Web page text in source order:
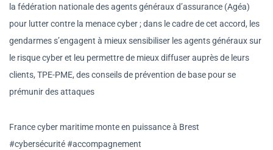
la fédération nationale des agents généraux d’assurance (Agéa)
pour lutter contre la menace cyber ; dans le cadre de cet accord, les
gendarmes s’engagent à mieux sensibiliser les agents généraux sur
le risque cyber et leu permettre de mieux diffuser auprès de leurs
clients, TPE-PME, des conseils de prévention de base pour se
prémunir des attaques
France cyber maritime monte en puissance à Brest
#cybersécurité #accompagnement